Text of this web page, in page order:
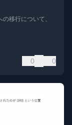
移行について、
0 0